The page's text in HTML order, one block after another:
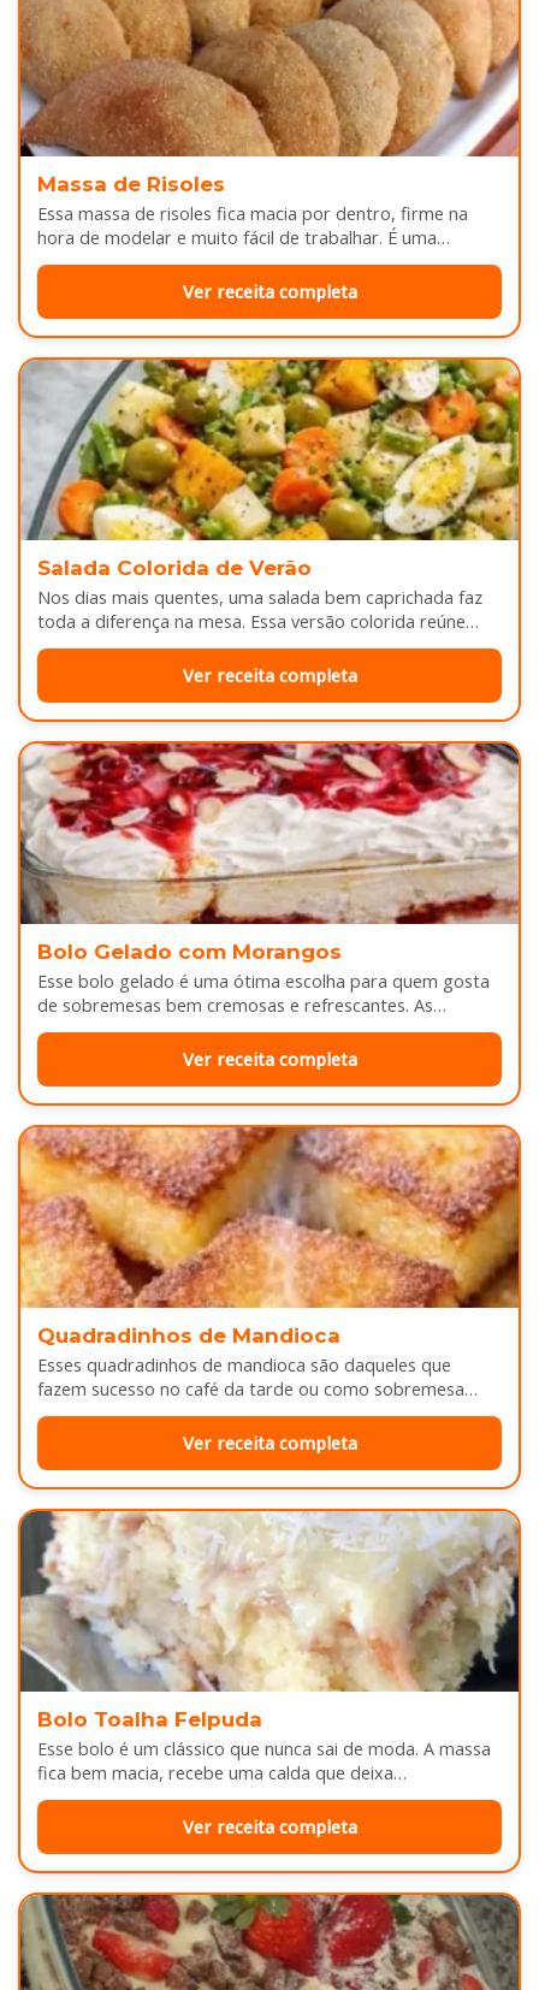
Massa de Risoles
Essa massa de risoles fica macia por dentro, firme na
hora de modelar e muito fácil de trabalhar. É uma…
Ver receita completa
Salada Colorida de Verão
Nos dias mais quentes, uma salada bem caprichada faz
toda a diferença na mesa. Essa versão colorida reúne
legumes cozidos…
Ver receita completa
Bolo Gelado com Morangos
Esse bolo gelado é uma ótima escolha para quem gosta
de sobremesas bem cremosas e refrescantes. As
camadas de massa…
Ver receita completa
Quadradinhos de Mandioca
Esses quadradinhos de mandioca são daqueles que
fazem sucesso no café da tarde ou como sobremesa
depois do almoço. Por…
Ver receita completa
Bolo Toalha Felpuda
Esse bolo é um clássico que nunca sai de moda. A massa
fica bem macia, recebe uma calda que deixa…
Ver receita completa